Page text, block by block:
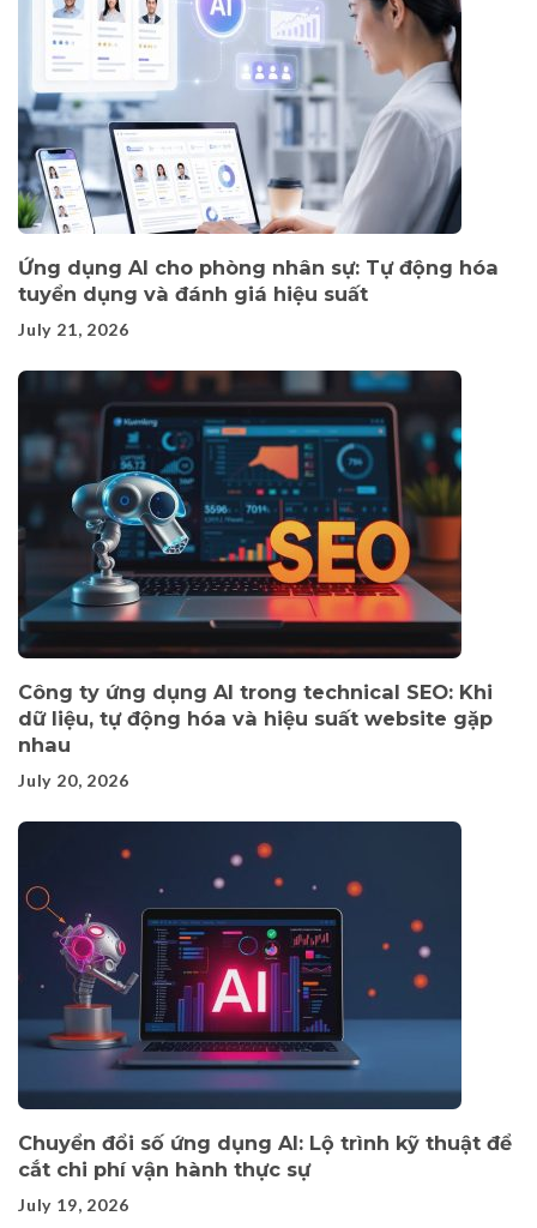
Ứng dụng AI cho phòng nhân sự: Tự động hóa
tuyển dụng và đánh giá hiệu suất
July 21, 2026
Công ty ứng dụng AI trong technical SEO: Khi
dữ liệu, tự động hóa và hiệu suất website gặp
nhau
July 20, 2026
Chuyển đổi số ứng dụng AI: Lộ trình kỹ thuật để
cắt chi phí vận hành thực sự
July 19, 2026